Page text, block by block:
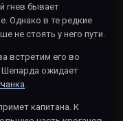
гнев бывает
Однако в те редкие
не стоять у него пути.
встретим его во
Шепарда ожидает
капитана. К